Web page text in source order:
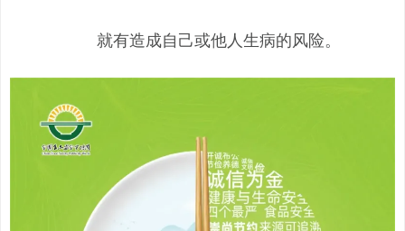
就有造成自己或他人生病的风险。